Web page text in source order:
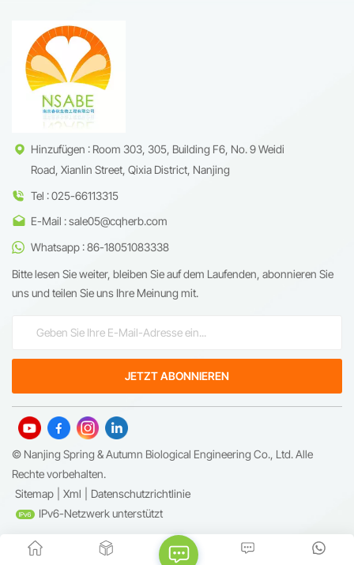
Hinzufügen : Room 303, 305, Building F6, No. 9 Weidi
Road, Xianlin Street, Qixia District, Nanjing
Tel : 025-66113315
E-Mail : sale05@cqherb.com
Whatsapp : 86-18051083338
Bitte lesen Sie weiter, bleiben Sie auf dem Laufenden, abonnieren Sie
uns und teilen Sie uns Ihre Meinung mit.
© Nanjing Spring & Autumn Biological Engineering Co., Ltd. Alle
Rechte vorbehalten.
Sitemap
Xml
Datenschutzrichtlinie
IPv6-Netzwerk unterstützt